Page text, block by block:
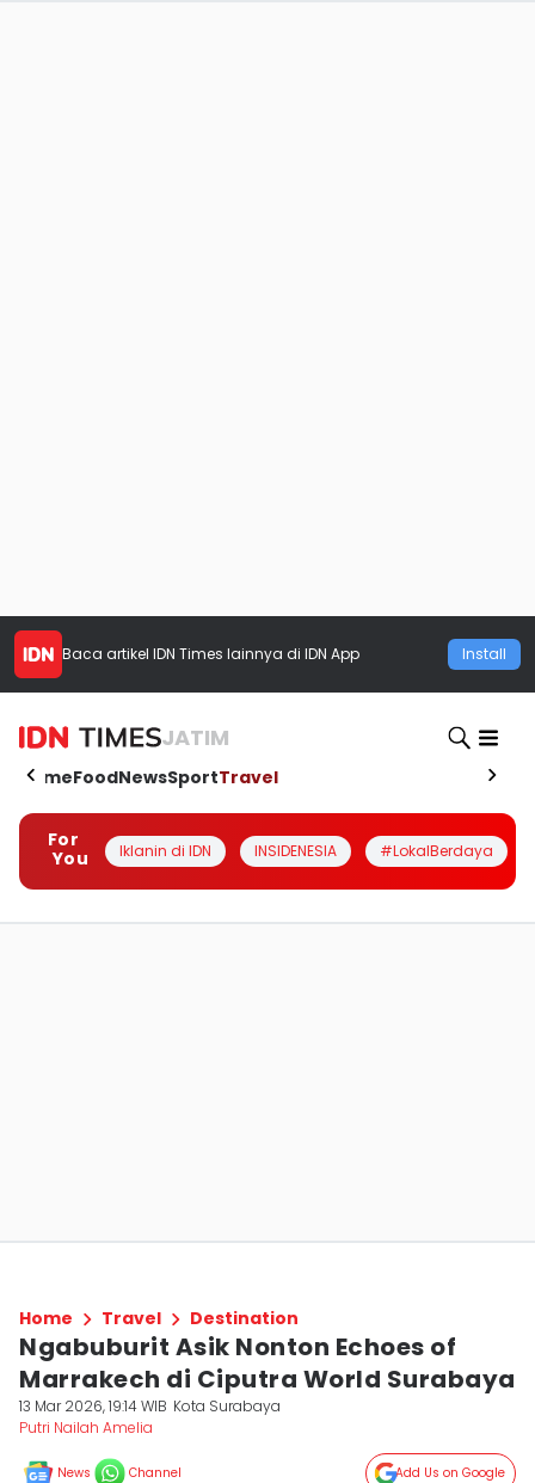
Baca artikel IDN Times lainnya di IDN App Install
JATIM
HomeFoodNewsSportTravel
For
You
Iklanin di IDN INSIDENESIA #LokalBerdaya
Home Travel Destination
Ngabuburit Asik Nonton Echoes of
Marrakech di Ciputra World Surabaya
13 Mar 2026, 19:14 WIB Kota Surabaya
Putri Nailah Amelia
News Channel Add Us on Google